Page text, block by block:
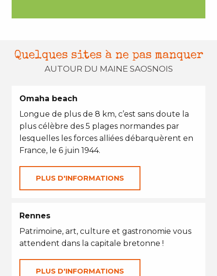
Quelques sites à ne pas manquer
AUTOUR DU MAINE SAOSNOIS
Omaha beach
Longue de plus de 8 km, c’est sans doute la
plus célèbre des 5 plages normandes par
lesquelles les forces alliées débarquèrent en
France, le 6 juin 1944.
PLUS D'INFORMATIONS
Rennes
Patrimoine, art, culture et gastronomie vous
attendent dans la capitale bretonne !
PLUS D'INFORMATIONS